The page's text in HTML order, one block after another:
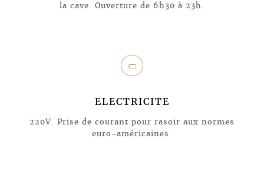
la cave. Ouverture de 6h30 à 23h.
>
ELECTRICITE
220V. Prise de courant pour rasoir aux normes
euro-américaines.